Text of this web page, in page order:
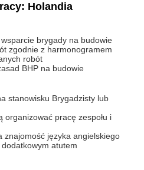
Holandia
brygady na budowie
zgodnie z harmonogramem
robót
BHP na budowie
stanowisku Brygadzisty lub
organizować pracę zespołu i
znajomość języka angielskiego
atutem